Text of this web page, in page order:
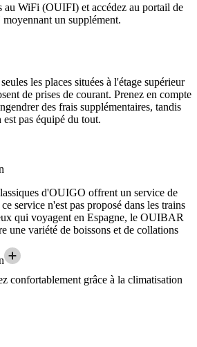
au WiFi (OUIFI) et accédez au portail de
un supplément.
les places situées à l'étage supérieur
de prises de courant. Prenez en compte
des frais supplémentaires, tandis
pas équipé du tout.
d'OUIGO offrent un service de
service n'est pas proposé dans les trains
qui voyagent en Espagne, le OUIBAR
une variété de boissons et de collations
confortablement grâce à la climatisation